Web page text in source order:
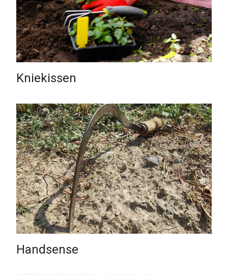
Kniekissen
Handsense